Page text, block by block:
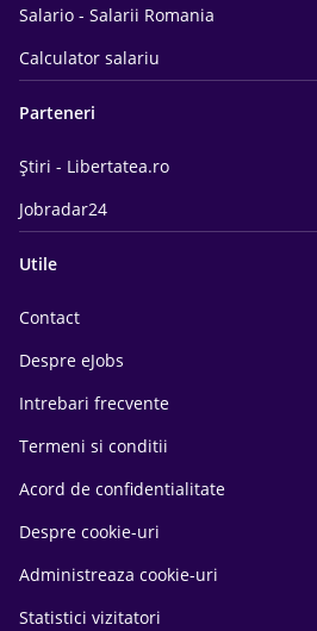
Salario - Salarii Romania
Calculator salariu
Parteneri
Știri - Libertatea.ro
Jobradar24
Utile
Contact
Despre eJobs
Intrebari frecvente
Termeni si conditii
Acord de confidentialitate
Despre cookie-uri
Administreaza cookie-uri
Statistici vizitatori